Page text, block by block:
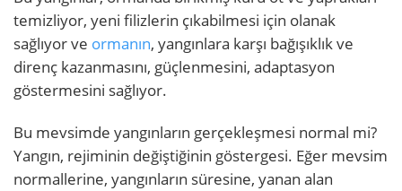
temizliyor, yeni filizlerin çıkabilmesi için olanak
sağlıyor ve ormanın, yangınlara karşı bağışıklık ve
direnç kazanmasını, güçlenmesini, adaptasyon
göstermesini sağlıyor.
Bu mevsimde yangınların gerçekleşmesi normal mi?
Yangın, rejiminin değiştiğinin göstergesi. Eğer mevsim
normallerine, yangınların süresine, yanan alan